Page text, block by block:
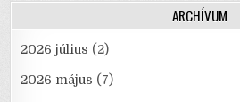
ARCHÍVUM
2026 július (2)
2026 május (7)